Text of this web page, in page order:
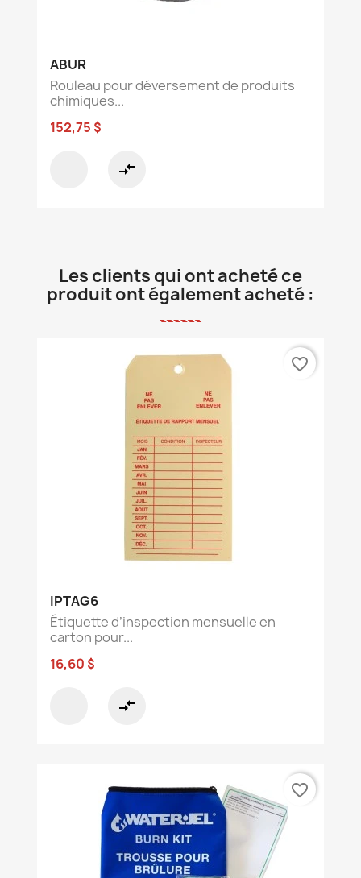
ABUR
Rouleau pour déversement de produits
chimiques...
152,75 $
compare_arrows
Les clients qui ont acheté ce
produit ont également acheté :
IPTAG6
Étiquette d’inspection mensuelle en
carton pour...
16,60 $
compare_arrows
favorite_border
favorite_border